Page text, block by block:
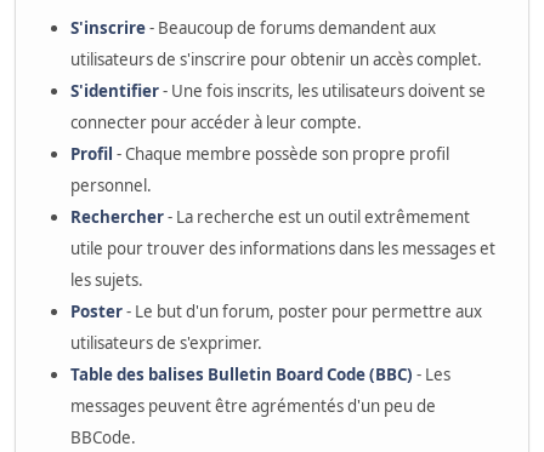
S'inscrire- Beaucoup de forums demandent aux
utilisateurs de s'inscrire pour obtenir un accès complet.
S'identifier- Une fois inscrits, les utilisateurs doivent se
connecter pour accéder à leur compte.
Profil - Chaque membre possède son propre profil
personnel.
Rechercher- La recherche est un outil extrêmement
utile pour trouver des informations dans les messages et
les sujets.
Poster- Le but d'un forum, poster pour permettre aux
utilisateurs de s'exprimer.
Table des balises Bulletin Board Code (BBC) - Les
messages peuvent être agrémentés d'un peu de
BBCode.